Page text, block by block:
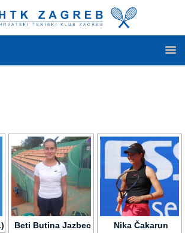
Beti Butina Jazbec
Nika Čakarun